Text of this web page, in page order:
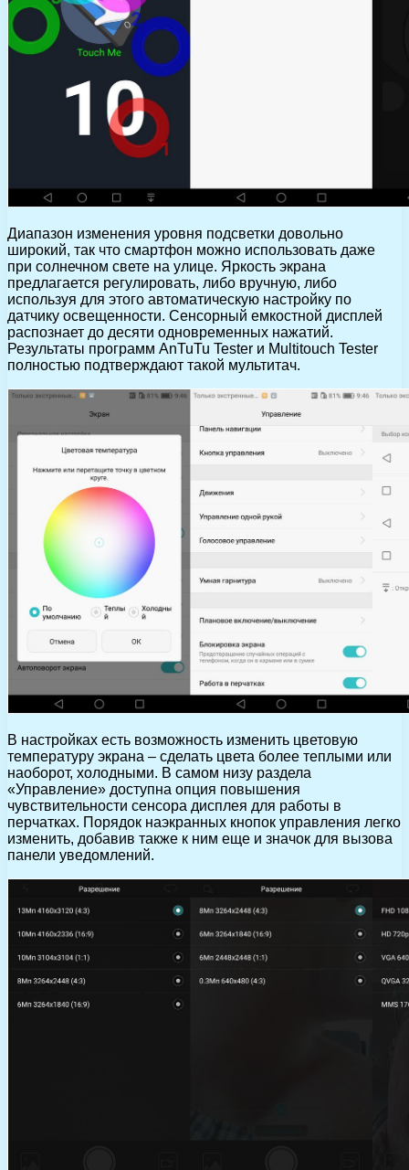
Диапазон изменения уровня подсветки довольно
широкий, так что смартфон можно использовать даже
при солнечном свете на улице. Яркость экрана
предлагается регулировать, либо вручную, либо
используя для этого автоматическую настройку по
датчику освещенности. Сенсорный емкостной дисплей
распознает до десяти одновременных нажатий.
Результаты программ AnTuTu Tester и Multitouch Tester
полностью подтверждают такой мультитач.
В настройках есть возможность изменить цветовую
температуру экрана – сделать цвета более теплыми или
наоборот, холодными. В самом низу раздела
«Управление» доступна опция повышения
чувствительности сенсора дисплея для работы в
перчатках. Порядок наэкранных кнопок управления легко
изменить, добавив также к ним еще и значок для вызова
панели уведомлений.